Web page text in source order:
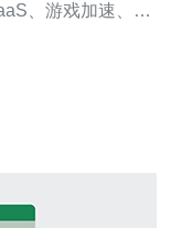
、游戏加速、小
域名与证书成